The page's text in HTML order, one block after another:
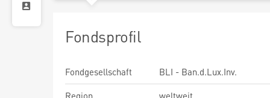
Fondsprofil
Fondgesellschaft
BLI - Ban.d.Lux.Inv.
Region
weltweit